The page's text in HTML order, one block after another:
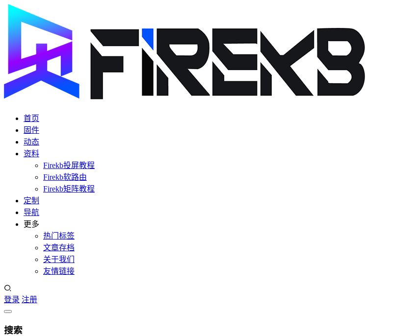
首页
固件
动态
资料
Firekb投屏教程
Firekb软路由
Firekb矩阵教程
定制
导航
更多
热门标签
文章存档
关于我们
友情链接
登录 注册
搜索